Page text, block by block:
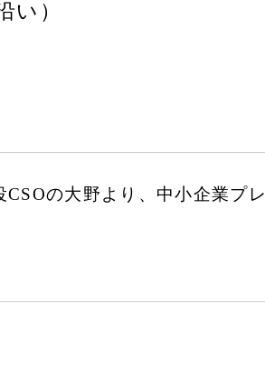
い）
の大野より、中小企業プレ